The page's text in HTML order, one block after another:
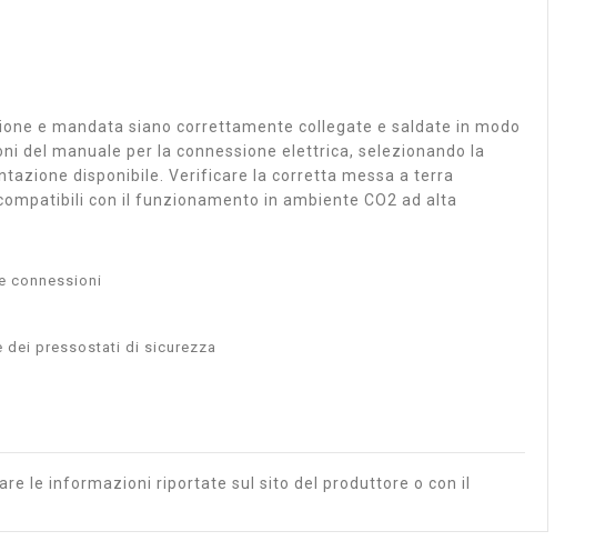
e mandata siano correttamente collegate e saldate in modo
del manuale per la connessione elettrica, selezionando la
disponibile. Verificare la corretta messa a terra
con il funzionamento in ambiente CO2 ad alta
connessioni
dei pressostati di sicurezza
le informazioni riportate sul sito del produttore o con il